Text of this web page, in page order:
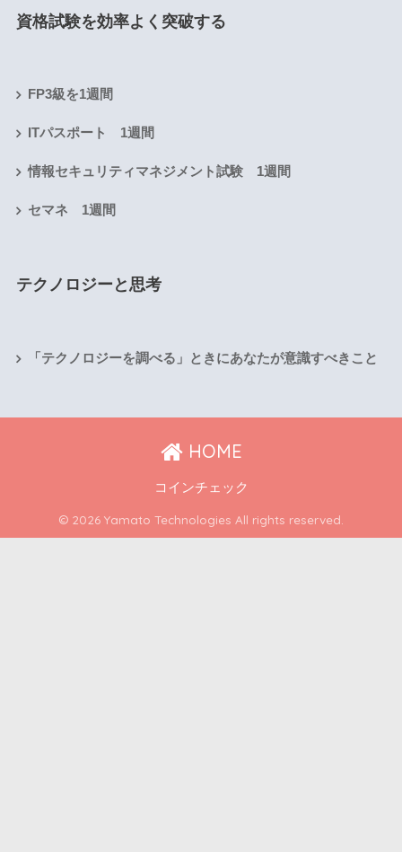
資格試験を効率よく突破する
FP3級を1週間
ITパスポート 1週間
情報セキュリティマネジメント試験 1週間
セマネ 1週間
テクノロジーと思考
「テクノロジーを調べる」ときにあなたが意識すべきこと
HOME
コインチェック
© 2026 Yamato Technologies All rights reserved.